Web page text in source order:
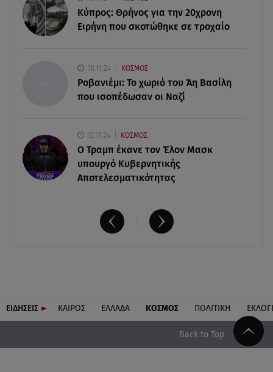
Αθηνά Οικονομάκου από την Μπόρα Μπόρα:
«Έσκασε όλη η κούραση του χειμώνα»
Σαμοθράκη: Συγκλονιστική διάσωση 15χρονης
από δύσβατο φαράγγι
Κύπρος: Θρήνος για την 20χρονη
Ειρήνη που σκοτώθηκε σε τροχαίο
18.11.24 ΚΟΣΜΟΣ
Ροβανιέμι: Το χωριό του Άη Βασίλη
που ισοπέδωσαν οι Ναζί
13.11.24 ΚΟΣΜΟΣ
O Τραμπ έκανε τον Έλον Μασκ
υπουργό Κυβερνητικής
Αποτελεσματικότητας
ΕΙΔΗΣΕΙΣ ΚΑΙΡΟΣ ΕΛΛΑΔΑ ΚΟΣΜΟΣ ΠΟΛΙΤΙΚΗ
Back to Top